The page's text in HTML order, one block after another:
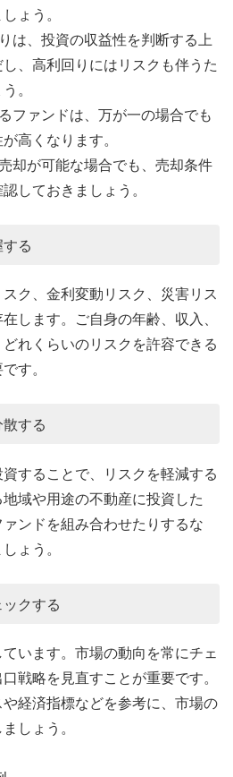
ょう。
は、投資の収益性を判断する上
、高利回りにはリスクも伴うた
。
ファンドは、万が一の場合でも
高くなります。
却が可能な場合でも、売却条件
しておきましょう。
る
ク、金利変動リスク、災害リス
します。ご自身の年齢、収入、
れくらいのリスクを許容できる
す。
する
することで、リスクを軽減する
域や用途の不動産に投資した
ンドを組み合わせたりするな
ょう。
クする
います。市場の動向を常にチェ
戦略を見直すことが重要です。
経済指標などを参考に、市場の
しょう。